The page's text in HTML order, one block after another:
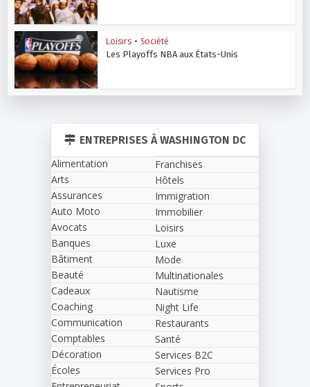
Loisirs • Société
Les Playoffs NBA aux États-Unis
ENTREPRISES À WASHINGTON DC
Alimentation
Arts
Assurances
Auto Moto
Avocats
Banques
Bâtiment
Beauté
Cadeaux
Coaching
Communication
Comptables
Décoration
Écoles
Franchises
Hôtels
Immigration
Immobilier
Loisirs
Luxe
Mode
Multinationales
Nautisme
Night Life
Restaurants
Santé
Services B2C
Services Pro